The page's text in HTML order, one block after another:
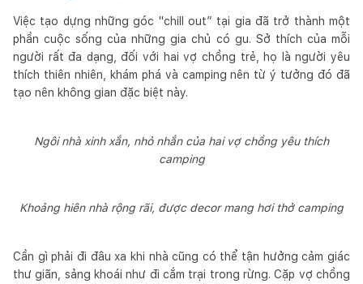
Việc tạo dựng những góc "chill out” tại gia đã trở thành một
phần cuộc sống của những gia chủ có gu. Sở thích của mỗi
người rất đa dạng, đối với hai vợ chồng trẻ, họ là người yêu
thích thiên nhiên, khám phá và camping nên từ ý tưởng đó đã
tạo nên không gian đặc biệt này.
Ngôi nhà xinh xắn, nhỏ nhắn của hai vợ chồng yêu thích
camping
Khoảng hiên nhà rộng rãi, được decor mang hơi thở camping
Cần gì phải đi đâu xa khi nhà cũng có thể tận hưởng cảm giác
thư giãn, sảng khoái như đi cắm trại trong rừng. Cặp vợ chồng